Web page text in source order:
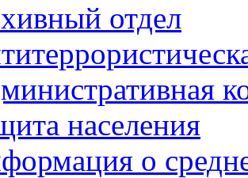
отдел
населения
о